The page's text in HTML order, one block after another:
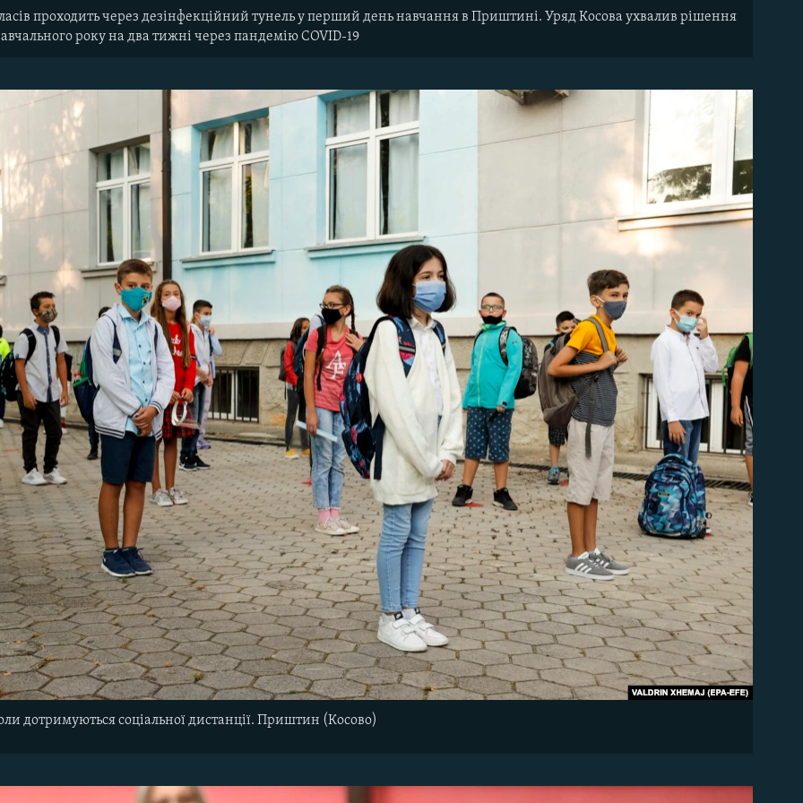
проходить через дезінфекційний тунель у перший день навчання в Приштині. Уряд Косова ухвалив рішення
року на два тижні через пандемію COVID-19
дотримуються соціальної дистанції. Приштин (Косово)